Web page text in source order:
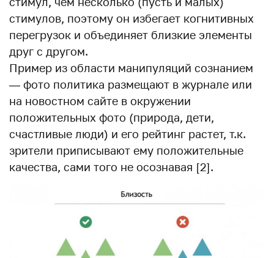
стимулов, поэтому он избегает когнитивных
перегрузок и объединяет близкие элементы
друг с другом.
Пример из области манипуляций сознанием
— фото политика размещают в журнале или
на новостном сайте в окружении
положительных фото (природа, дети,
счастливые люди) и его рейтинг растет, т.к.
зрители приписывают ему положительные
качества, сами того не осознавая [2].